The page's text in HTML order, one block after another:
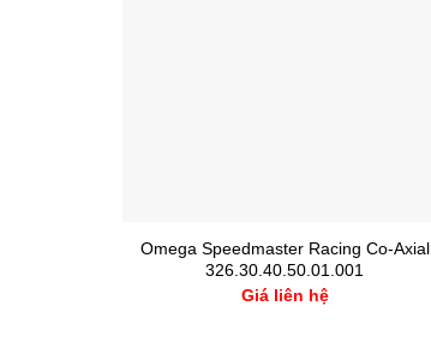
Omega Speedmaster Racing Co-Axial
326.30.40.50.01.001
Giá liên hệ